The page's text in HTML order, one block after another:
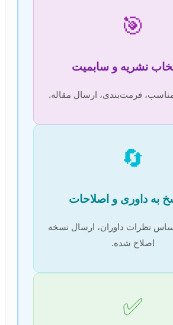
🎯
فرمت‌بندی، ارسال مقاله.
🔄
نظرات داوران، ارسال نسخه
اصلاح شده.
✅